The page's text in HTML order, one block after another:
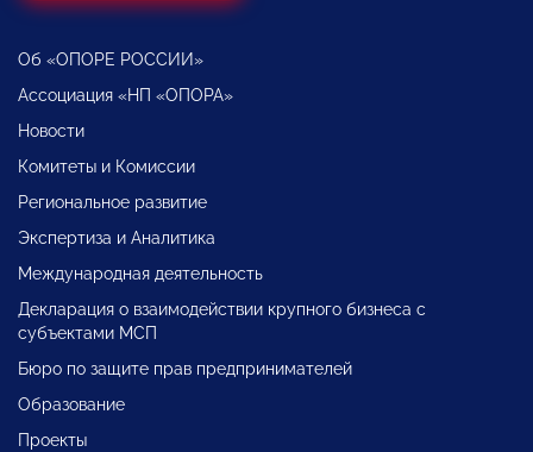
Об «ОПОРЕ РОССИИ»
Ассоциация «НП «ОПОРА»
Новости
Комитеты и Комиссии
Региональное развитие
Экспертиза и Аналитика
Международная деятельность
Декларация о взаимодействии крупного бизнеса с
субъектами МСП
Бюро по защите прав предпринимателей
Образование
Проекты